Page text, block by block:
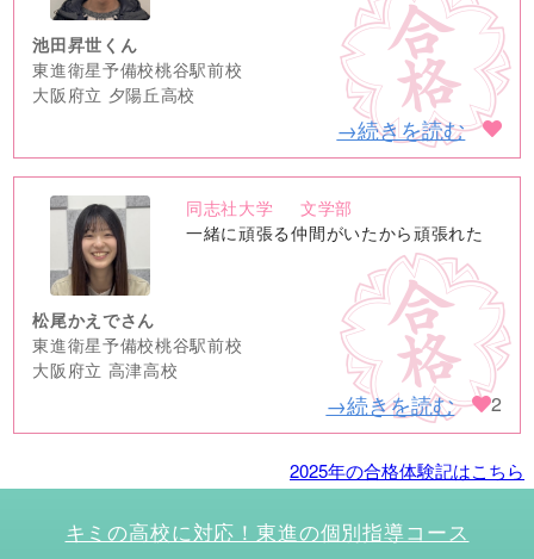
池田昇世くん
東進衛星予備校桃谷駅前校
大阪府立 夕陽丘高校
→続きを読む
no
image
同志社大学
文学部
一緒に頑張る仲間がいたから頑張れた
松尾かえでさん
東進衛星予備校桃谷駅前校
大阪府立 高津高校
→続きを読む 2
2025年の合格体験記はこちら
キミの高校に対応！東進の個別指導コース